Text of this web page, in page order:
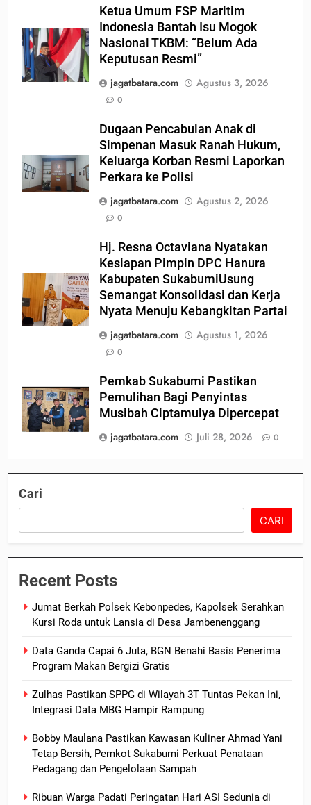
Ketua Umum FSP Maritim
Indonesia Bantah Isu Mogok
Nasional TKBM: “Belum Ada
Keputusan Resmi”
jagatbatara.com
Agustus 3, 2026
0
Dugaan Pencabulan Anak di
Simpenan Masuk Ranah Hukum,
Keluarga Korban Resmi Laporkan
Perkara ke Polisi
jagatbatara.com
Agustus 2, 2026
0
Hj. Resna Octaviana Nyatakan
Kesiapan Pimpin DPC Hanura
Kabupaten SukabumiUsung
Semangat Konsolidasi dan Kerja
Nyata Menuju Kebangkitan Partai
jagatbatara.com
Agustus 1, 2026
0
Pemkab Sukabumi Pastikan
Pemulihan Bagi Penyintas
Musibah Ciptamulya Dipercepat
jagatbatara.com
Juli 28, 2026 0
Cari
CARI
Recent Posts
Jumat Berkah Polsek Kebonpedes, Kapolsek Serahkan
Kursi Roda untuk Lansia di Desa Jambenenggang
Data Ganda Capai 6 Juta, BGN Benahi Basis Penerima
Program Makan Bergizi Gratis
Zulhas Pastikan SPPG di Wilayah 3T Tuntas Pekan Ini,
Integrasi Data MBG Hampir Rampung
Bobby Maulana Pastikan Kawasan Kuliner Ahmad Yani
Tetap Bersih, Pemkot Sukabumi Perkuat Penataan
Pedagang dan Pengelolaan Sampah
Ribuan Warga Padati Peringatan Hari ASI Sedunia di